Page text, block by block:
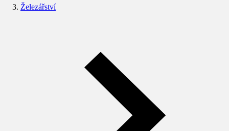
Železářství